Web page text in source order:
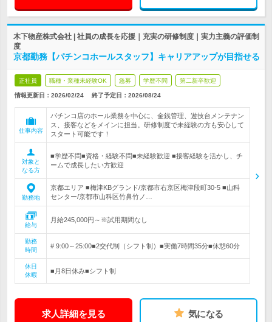
木下物産株式会社 | 社員の成長を応援｜充実の研修制度｜実力主義の評価制
度
京都勤務【パチンコホールスタッフ】キャリアアップが目指せる
正社員 職種・業種未経験OK 急募 学歴不問 第二新卒歓迎
情報更新日：2026/02/24 終了予定日： 2026/08/24
仕事内容
パチンコ店のホール業務を中心に、金銭管理、遊技台メンテナン
ス、接客などをメインに担当。研修制度で未経験の方も安心して
スタート可能です！
対象と
なる方
■学歴不問■資格・経験不問■未経験歓迎 ■接客経験を活かし、チ
ームで成長したい方歓迎
勤務地
京都エリア ■梅津KBグランド/京都市右京区梅津段町30-5 ■山科
センター/京都市山科区竹鼻竹ノ…
給与
月給245,000円～※試用期間なし
勤務
時間
# 9:00～25:00■2交代制（シフト制）■実働7時間35分■休憩60分
休日
休暇
■月8日休み■シフト制
求人詳細を見る 気になる